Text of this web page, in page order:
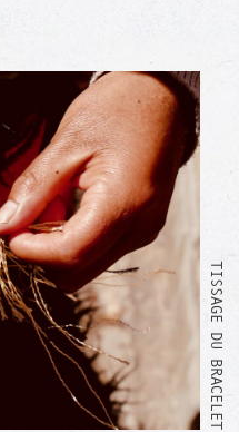
TISSAGE DU BRACELET